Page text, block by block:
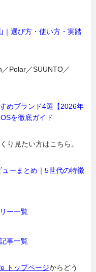
｜選び方・使い方・実踏
Polar／SUUNTO／
めブランド4選【2026年
を徹底ガイド
り見たい方はこちら。
ーまとめ｜5世代の特徴
ー一覧
事一覧
トップページからどう